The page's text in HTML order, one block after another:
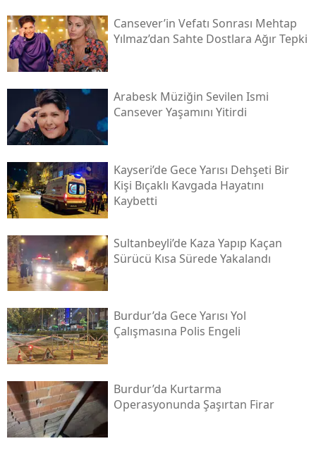
Cansever’in Vefatı Sonrası Mehtap
Yılmaz’dan Sahte Dostlara Ağır Tepki
Arabesk Müziğin Sevilen Ismi
Cansever Yaşamını Yitirdi
Kayseri’de Gece Yarısı Dehşeti Bir
Kişi Bıçaklı Kavgada Hayatını
Kaybetti
Sultanbeyli’de Kaza Yapıp Kaçan
Sürücü Kısa Sürede Yakalandı
Burdur’da Gece Yarısı Yol
Çalışmasına Polis Engeli
Burdur’da Kurtarma
Operasyonunda Şaşırtan Firar